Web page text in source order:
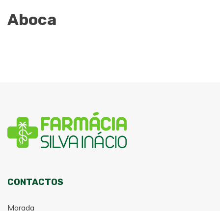
Aboca
CONTACTOS
Morada